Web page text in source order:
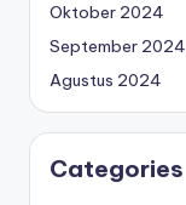
Oktober 2024
September 2024
Agustus 2024
Categories